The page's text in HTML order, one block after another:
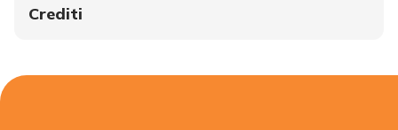
Crediti